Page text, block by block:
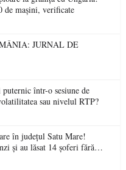
de mașini, verificate
JURNAL DE
într-o sesiune de
sau nivelul RTP?
în județul Satu Mare!
și au lăsat 14 șoferi fără